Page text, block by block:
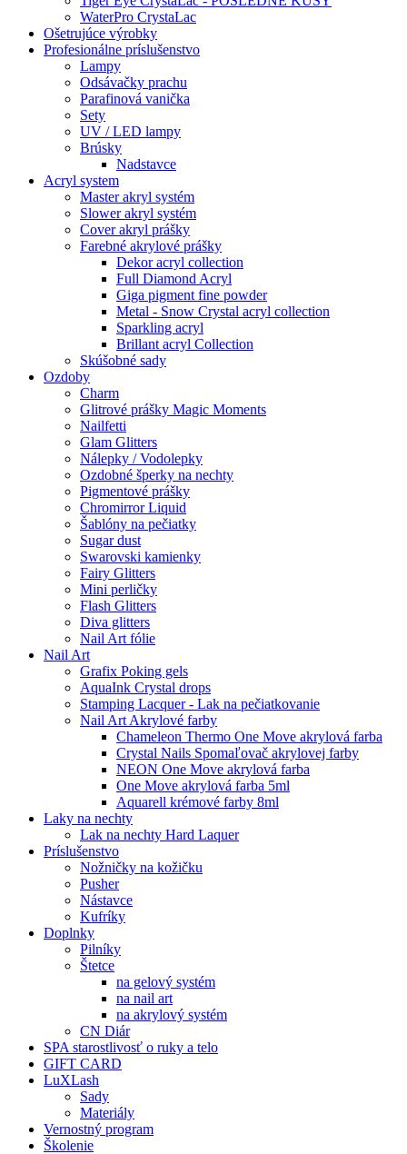
WaterPro CrystaLac
Ošetrujúce výrobky
Profesionálne príslušenstvo
Lampy
Odsávačky prachu
Parafinová vanička
Sety
UV / LED lampy
Brúsky
Nadstavce
Acryl system
Master akryl systém
Slower akryl systém
Cover akryl prášky
Farebné akrylové prášky
Dekor acryl collection
Full Diamond Acryl
Giga pigment fine powder
Metal - Snow Crystal acryl collection
Sparkling acryl
Brillant acryl Collection
Skúšobné sady
Ozdoby
Charm
Glitrové prášky Magic Moments
Nailfetti
Glam Glitters
Nálepky / Vodolepky
Ozdobné šperky na nechty
Pigmentové prášky
Chromirror Liquid
Šablóny na pečiatky
Sugar dust
Swarovski kamienky
Fairy Glitters
Mini perličky
Flash Glitters
Diva glitters
Nail Art fólie
Nail Art
Grafix Poking gels
AquaInk Crystal drops
Stamping Lacquer - Lak na pečiatkovanie
Nail Art Akrylové farby
Chameleon Thermo One Move akrylová farba
Crystal Nails Spomaľovač akrylovej farby
NEON One Move akrylová farba
One Move akrylová farba 5ml
Aquarell krémové farby 8ml
Laky na nechty
Lak na nechty Hard Laquer
Príslušenstvo
Nožničky na kožičku
Pusher
Nástavce
Kufríky
Doplnky
Pilníky
Štetce
na gelový systém
na nail art
na akrylový systém
CN Diár
SPA starostlivosť o ruky a telo
GIFT CARD
LuXLash
Sady
Materiály
Vernostný program
Školenie